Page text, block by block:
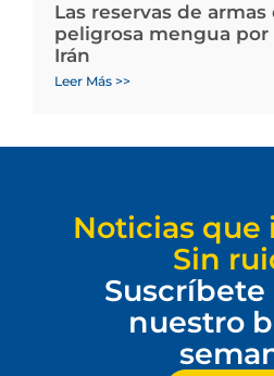
Las reservas de armas
peligrosa mengua por
Irán
Leer Más >>
Noticias que
Sin
Suscríbete
nuestro